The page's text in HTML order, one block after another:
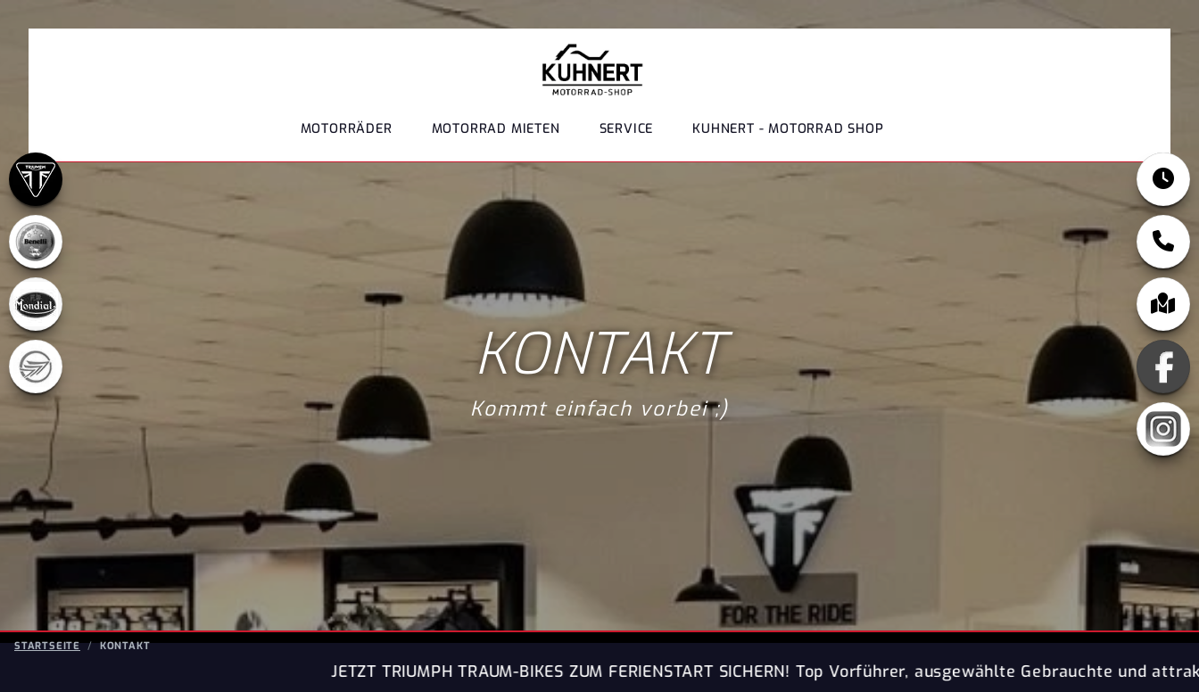
MOTORRÄDER MOTORRAD MIETEN SERVICE KUHNERT - MOTORRAD SHOP
KONTAKT
Kommt einfach vorbei ;)
STARTSEITE KONTAKT
JETZT TRIUMPH TRAUM-BIKES ZUM FERIENSTART SICHERN! Top Vorführer, ausgewählte Gebrauchte und attraktive